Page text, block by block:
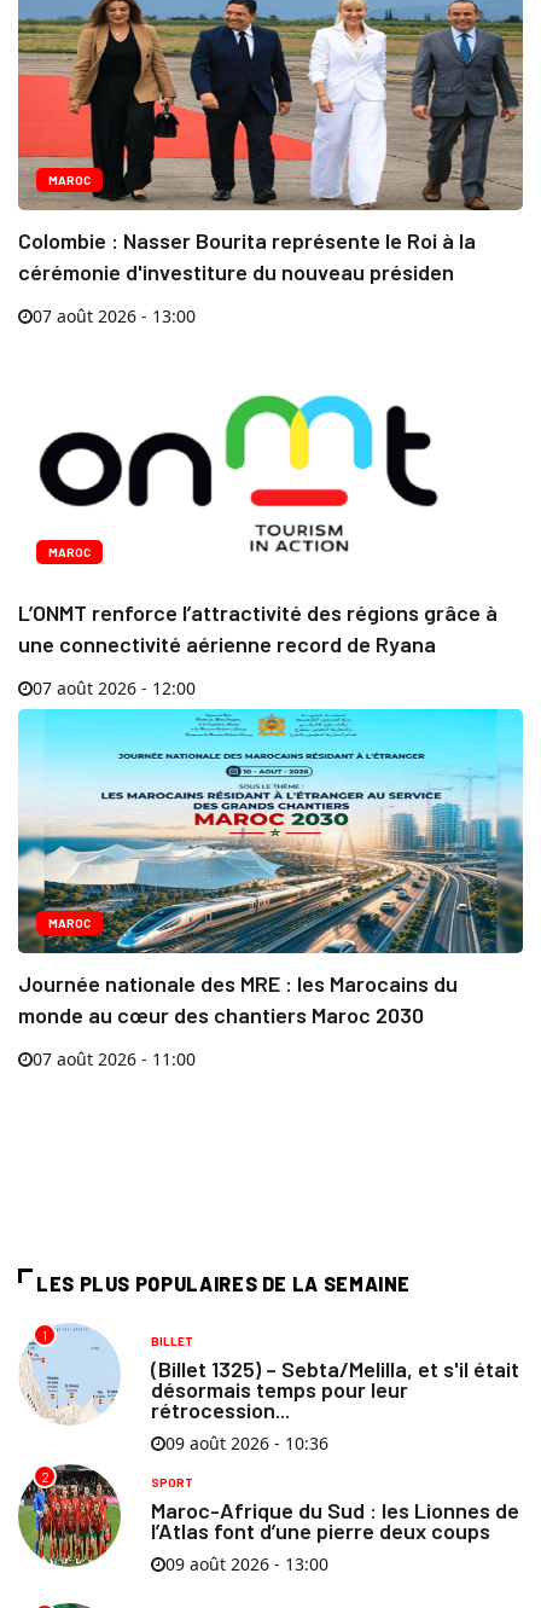
MAROC
Colombie : Nasser Bourita représente le Roi à la
cérémonie d'investiture du nouveau présiden
07 août 2026 - 13:00
MAROC
L’ONMT renforce l’attractivité des régions grâce à
une connectivité aérienne record de Ryana
07 août 2026 - 12:00
MAROC
Journée nationale des MRE : les Marocains du
monde au cœur des chantiers Maroc 2030
07 août 2026 - 11:00
LES PLUS POPULAIRES DE LA SEMAINE
1 BILLET
(Billet 1325) – Sebta/Melilla, et s'il était
désormais temps pour leur
rétrocession...
09 août 2026 - 10:36
2 SPORT
Maroc-Afrique du Sud : les Lionnes de
l’Atlas font d’une pierre deux coups
09 août 2026 - 13:00